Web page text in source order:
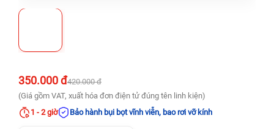
350.000 đ420.000 đ
(Giá gồm VAT, xuất hóa đơn điện tử đúng tên linh kiện)
1 - 2 giờ
Bảo hành bụi bọt vĩnh viễn, bao rơi vỡ kính